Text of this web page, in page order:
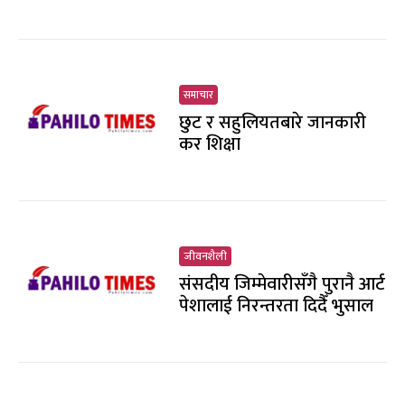
समाचार
छुट र सहुलियतबारे जानकारी
कर शिक्षा
जीवनशैली
संसदीय जिम्मेवारीसँगै पुरानै आर्ट
पेशालाई निरन्तरता दिदैँ भुसाल